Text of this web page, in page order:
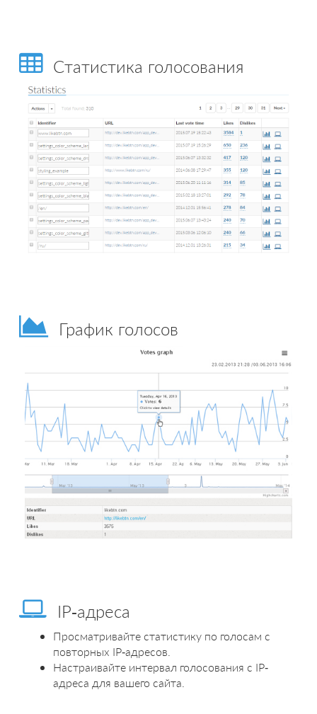
Статистика голосования
График голосов
IP-адреса
Просматривайте статистику по голосам с
повторных IP-адресов.
Настраивайте интервал голосования с IP-
адреса для вашего сайта.